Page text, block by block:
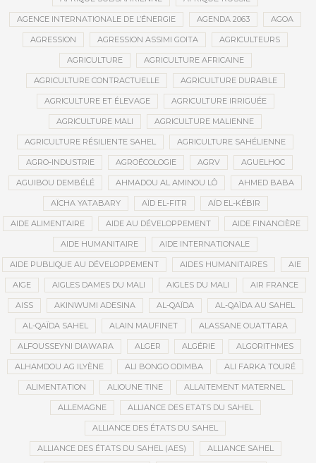
AGENCE INTERNATIONALE DE L’ÉNERGIE AGENDA 2063 AGOA
AGRESSION AGRESSION ASSIMI GOITA AGRICULTEURS
AGRICULTURE AGRICULTURE AFRICAINE
AGRICULTURE CONTRACTUELLE AGRICULTURE DURABLE
AGRICULTURE ET ÉLEVAGE AGRICULTURE IRRIGUÉE
AGRICULTURE MALI AGRICULTURE MALIENNE
AGRICULTURE RÉSILIENTE SAHEL AGRICULTURE SAHÉLIENNE
AGRO-INDUSTRIE AGROÉCOLOGIE AGRV AGUELHOC
AGUIBOU DEMBÉLÉ AHMADOU AL AMINOU LÔ AHMED BABA
AÏCHA YATABARY AÏD EL-FITR AÏD EL-KÉBIR
AIDE ALIMENTAIRE AIDE AU DÉVELOPPEMENT AIDE FINANCIÈRE
AIDE HUMANITAIRE AIDE INTERNATIONALE
AIDE PUBLIQUE AU DÉVELOPPEMENT AIDES HUMANITAIRES AIE
AIGE AIGLES DAMES DU MALI AIGLES DU MALI AIR FRANCE
AISS AKINWUMI ADESINA AL-QAÏDA AL-QAÏDA AU SAHEL
AL-QAÏDA SAHEL ALAIN MAUFINET ALASSANE OUATTARA
ALFOUSSEYNI DIAWARA ALGER ALGÉRIE ALGORITHMES
ALHAMDOU AG ILYÈNE ALI BONGO ODIMBA ALI FARKA TOURÉ
ALIMENTATION ALIOUNE TINE ALLAITEMENT MATERNEL
ALLEMAGNE ALLIANCE DES ETATS DU SAHEL
ALLIANCE DES ÉTATS DU SAHEL
ALLIANCE DES ÉTATS DU SAHEL (AES) ALLIANCE SAHEL